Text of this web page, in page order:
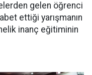
gelen öğrenci
ettiği yarışmanın
inanç eğitiminin